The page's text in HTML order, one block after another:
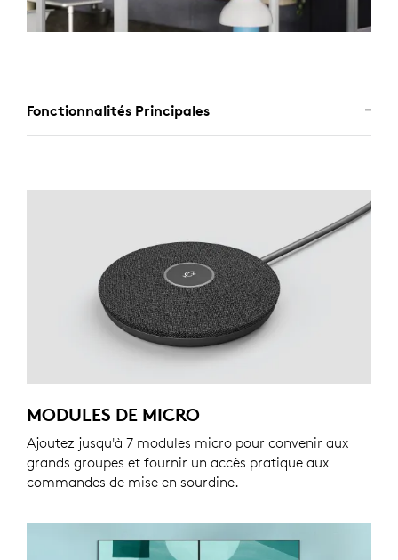
Fonctionnalités Principales
MODULES DE MICRO
Ajoutez jusqu'à 7 modules micro pour convenir aux
grands groupes et fournir un accès pratique aux
commandes de mise en sourdine.